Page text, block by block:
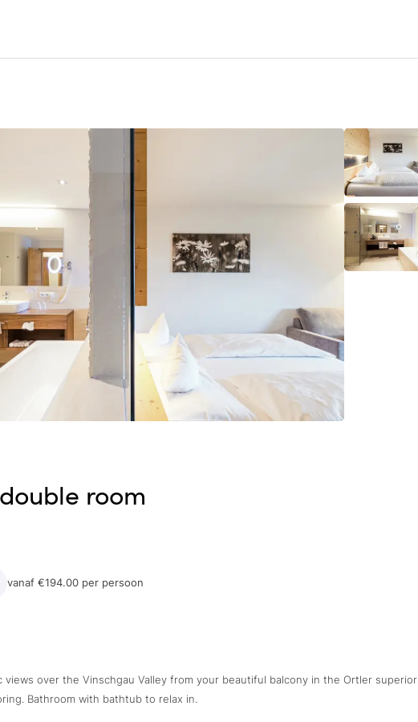
room
vanaf €194.00 per persoon
views over the Vinschgau Valley from your beautiful balcony in the Ortler superior
Bathroom with bathtub to relax in.